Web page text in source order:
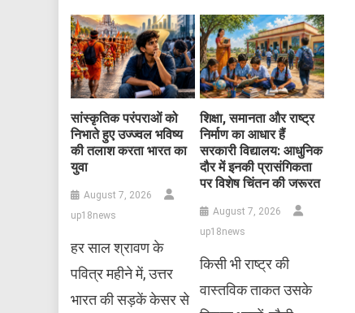
सांस्कृतिक परंपराओं को
निभाते हुए उज्ज्वल भविष्य
की तलाश करता भारत का
युवा
August 7, 2026
up18news
हर साल श्रावण के
पवित्र महीने में, उत्तर
भारत की सड़कें केसर से
शिक्षा, समानता और राष्ट्र
निर्माण का आधार हैं
सरकारी विद्यालय: आधुनिक
दौर में इनकी प्रासंगिकता
पर विशेष चिंतन की जरूरत
August 7, 2026
up18news
किसी भी राष्ट्र की
वास्तविक ताकत उसके